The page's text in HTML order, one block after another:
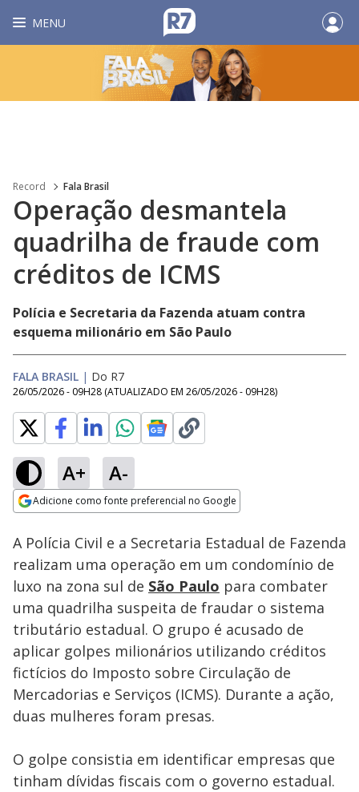
MENU
Record Fala Brasil
Operação desmantela
quadrilha de fraude com
créditos de ICMS
Polícia e Secretaria da Fazenda atuam contra
esquema milionário em São Paulo
FALA BRASIL | Do R7
26/05/2026 - 09H28 (ATUALIZADO EM 26/05/2026 - 09H28)
A+ A-
Adicione como fonte preferencial no Google
Ativar
Loaded:
42.36%
A Polícia Civil e a Secretaria Estadual de Fazenda
realizam uma operação em um condomínio de
luxo na zona sul de São Paulo para combater
uma quadrilha suspeita de fraudar o sistema
tributário estadual. O grupo é acusado de
aplicar golpes milionários utilizando créditos
fictícios do Imposto sobre Circulação de
Mercadorias e Serviços (ICMS). Durante a ação,
duas mulheres foram presas.
O golpe consistia em identificar empresas que
tinham dívidas fiscais com o governo estadual.